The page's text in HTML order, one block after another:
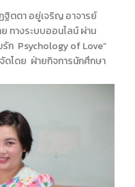
ฐิตตา อยู่เจริญ อาจารย์
ทางระบบออนไลน์ ผ่าน
ก Psychology of Love”
ดโดย ฝ่ายกิจการนักศึกษา